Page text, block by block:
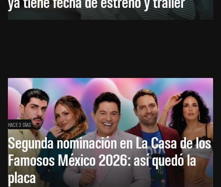
HACE 3 DÍAS
Segunda nominación en La Casa de los
Famosos México 2026: así quedó la
placa